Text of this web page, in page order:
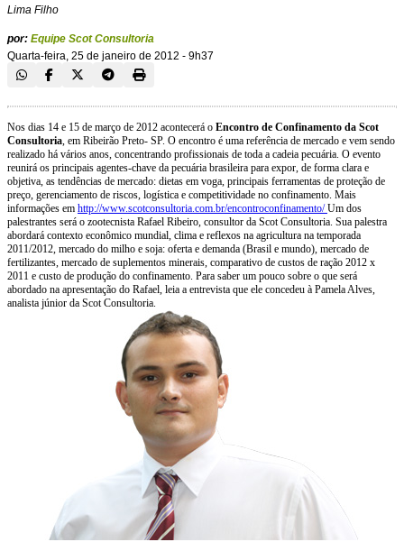
Lima Filho
por: Equipe Scot Consultoria
Quarta-feira, 25 de janeiro de 2012 - 9h37
Nos dias 14 e 15 de março de 2012 acontecerá o Encontro de Confinamento da Scot
Consultoria, em Ribeirão Preto- SP. O encontro é uma referência de mercado e vem sendo
realizado há vários anos, concentrando profissionais de toda a cadeia pecuária. O evento
reunirá os principais agentes-chave da pecuária brasileira para expor, de forma clara e
objetiva, as tendências de mercado: dietas em voga, principais ferramentas de proteção de
preço, gerenciamento de riscos, logística e competitividade no confinamento. Mais
informações em http://www.scotconsultoria.com.br/encontroconfinamento/Um dos
palestrantes será o zootecnista Rafael Ribeiro, consultor da Scot Consultoria. Sua palestra
abordará contexto econômico mundial, clima e reflexos na agricultura na temporada
2011/2012, mercado do milho e soja: oferta e demanda (Brasil e mundo), mercado de
fertilizantes, mercado de suplementos minerais, comparativo de custos de ração 2012 x
2011 e custo de produção do confinamento. Para saber um pouco sobre o que será
abordado na apresentação do Rafael, leia a entrevista que ele concedeu à Pamela Alves,
analista júnior da Scot Consultoria.